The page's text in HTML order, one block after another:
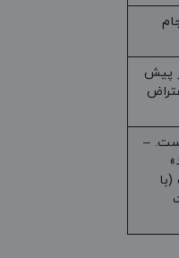
پیش
–
هیات